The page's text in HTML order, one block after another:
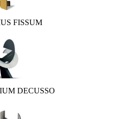
FISSUM
DECUSSO